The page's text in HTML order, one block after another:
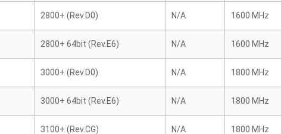
2800+ (Rev.D0) N/A 1600 MHz
2800+ 64bit (Rev.E6) N/A 1600 MHz
3000+ (Rev.D0) N/A 1800 MHz
3000+ 64bit (Rev.E6) N/A 1800 MHz
3100+ (Rev.CG) N/A 1800 MHz